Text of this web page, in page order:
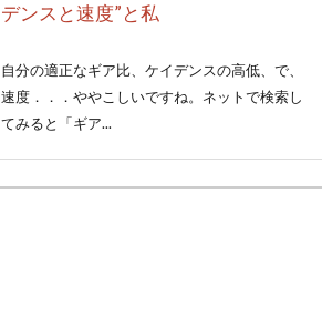
デンスと速度”と私
自分の適正なギア比、ケイデンスの高低、で、
速度．．．ややこしいですね。ネットで検索し
てみると「ギア...